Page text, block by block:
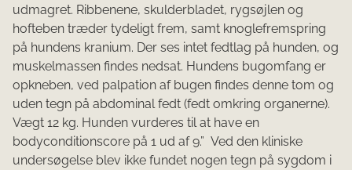
udmagret. Ribbenene, skulderbladet, rygsøjlen og
hofteben træder tydeligt frem, samt knoglefremspring
på hundens kranium. Der ses intet fedtlag på hunden, og
muskelmassen findes nedsat. Hundens bugomfang er
opkneben, ved palpation af bugen findes denne tom og
uden tegn på abdominal fedt (fedt omkring organerne).
Vægt 12 kg. Hunden vurderes til at have en
bodyconditionscore på 1 ud af 9.” Ved den kliniske
undersøgelse blev ikke fundet nogen tegn på sygdom i